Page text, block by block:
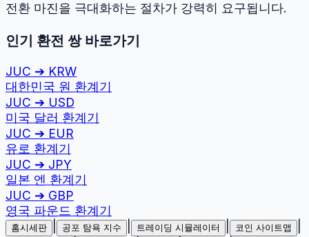
전환 마진을 극대화하는 절차가 강력히 요구됩니다.
인기 환전 쌍 바로가기
JUC ➔ KRW
대한민국 원 환계기
JUC ➔ USD
미국 달러 환계기
JUC ➔ EUR
유로 환계기
JUC ➔ JPY
일본 엔 환계기
JUC ➔ GBP
영국 파운드 환계기
홈시세판 공포 탐욕 지수 트레이딩 시뮬레이터 코인 사이트맵